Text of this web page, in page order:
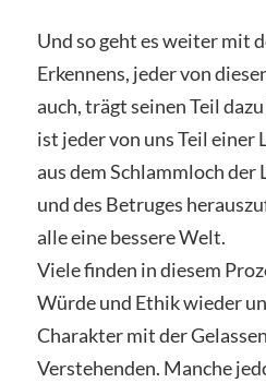
Und so geht es weiter mit
Erkennens, jeder von
auch, trägt seinen Teil
ist jeder von uns Teil einer
aus dem Schlammloch der
und des Betruges
alle eine bessere Welt.
Viele finden in diesem
Würde und Ethik wieder
Charakter mit der
Verstehenden. Manche